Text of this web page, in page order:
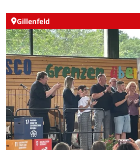
Gillenfeld